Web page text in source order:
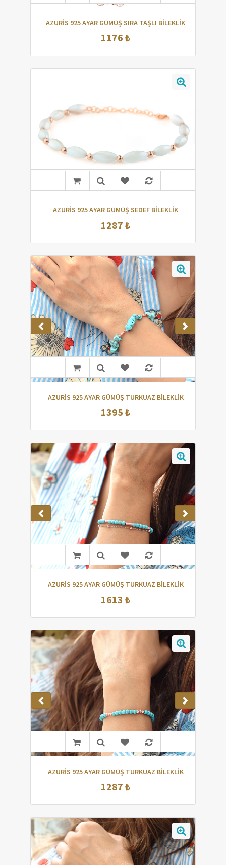
AZURİS 925 AYAR GÜMÜŞ SIRA TAŞLI BİLEKLİK
1176 ₺
AZURİS 925 AYAR GÜMÜŞ SEDEF BİLEKLİK
1287 ₺
AZURİS 925 AYAR GÜMÜŞ TURKUAZ BİLEKLİK
1395 ₺
AZURİS 925 AYAR GÜMÜŞ TURKUAZ BİLEKLİK
1613 ₺
AZURİS 925 AYAR GÜMÜŞ TURKUAZ BİLEKLİK
1287 ₺